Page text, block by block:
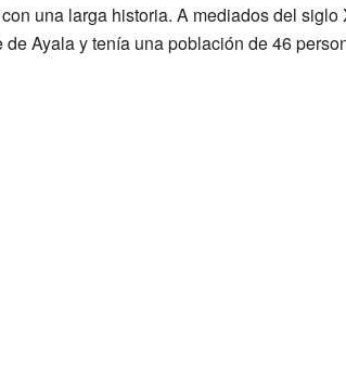
una larga historia. A mediados del siglo
de Ayala y tenía una población de 46